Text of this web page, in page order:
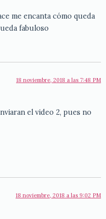
me encanta cómo queda
fabuloso
18 noviembre, 2018 a las 7:48 PM
el video 2, pues no
18 noviembre, 2018 a las 9:02 PM